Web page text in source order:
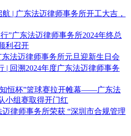
| 广东法迈律师事务所开工大吉，
”广东法迈律师事务所2024年终总
利召开​
法迈律师事务所元旦迎新生日会
| 回溯2024年度广东法迈律师事务
恒杯”篮球赛拉开帷幕——广东法
小组赛取得开门红
律师事务所荣获 “深圳市合规管理